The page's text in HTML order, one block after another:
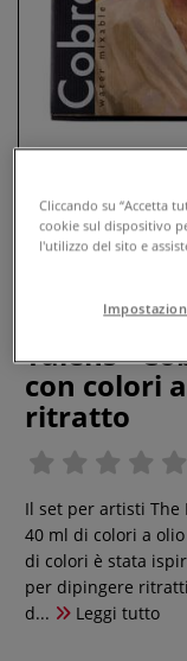
Talens -
con colori
ritratto
Il set per artisti The
40 ml di colori a
di colori è stata
per dipingere
d...
Leggi tutto
Cliccando su “Accetta
cookie sul dispositivo
l'utilizzo del sito e